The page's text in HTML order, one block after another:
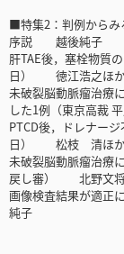
■特集2：判例から
序説 越後純子
肝TAE後，塞栓物質
日） 徳江浩之ほ
未破裂脳動脈瘤治療
した1例（東京高裁
PTCD後，ドレナー
日） 松枝 清ほ
未破裂脳動脈瘤治療
戻し審） 北野文
画像検査結果が適
純子